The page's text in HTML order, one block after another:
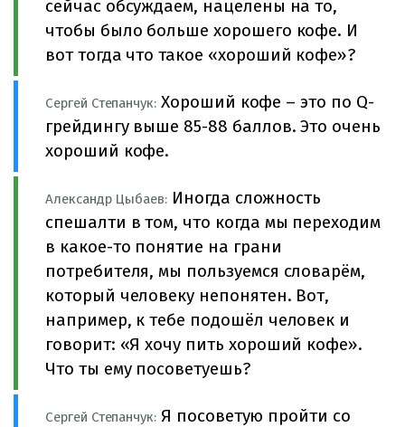
сейчас обсуждаем, нацелены на то,
чтобы было больше хорошего кофе. И
вот тогда что такое «хороший кофе»?
Сергей Степанчук: Хороший кофе – это по Q-
грейдингу выше 85-88 баллов. Это очень
хороший кофе.
Александр Цыбаев: Иногда сложность
спешалти в том, что когда мы переходим
в какое-то понятие на грани
потребителя, мы пользуемся словарём,
который человеку непонятен. Вот,
например, к тебе подошёл человек и
говорит: «Я хочу пить хороший кофе».
Что ты ему посоветуешь?
Сергей Степанчук: Я посоветую пройти со